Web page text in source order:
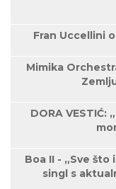
Fran Uccellini
Mimika
DORA
Boa II - „Sve
singl s